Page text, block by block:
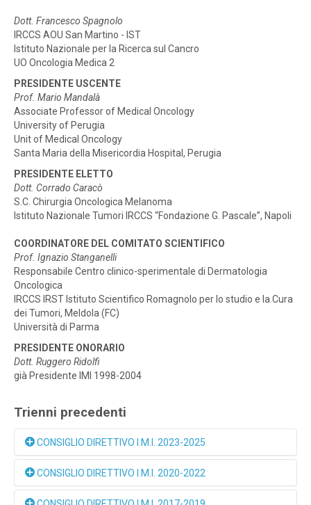
Dott. Francesco Spagnolo
IRCCS AOU San Martino - IST
Istituto Nazionale per la Ricerca sul Cancro
UO Oncologia Medica 2
PRESIDENTE USCENTE
Prof. Mario Mandalà
Associate Professor of Medical Oncology
University of Perugia
Unit of Medical Oncology
Santa Maria della Misericordia Hospital, Perugia
PRESIDENTE ELETTO
Dott. Corrado Caracò
S.C. Chirurgia Oncologica Melanoma
Istituto Nazionale Tumori IRCCS “Fondazione G. Pascale”, Napoli
COORDINATORE DEL COMITATO SCIENTIFICO
Prof. Ignazio Stanganelli
Responsabile Centro clinico-sperimentale di Dermatologia
Oncologica
IRCCS IRST Istituto Scientifico Romagnolo per lo studio e la Cura
dei Tumori, Meldola (FC)
Università di Parma
PRESIDENTE ONORARIO
Dott. Ruggero Ridolfi
già Presidente IMI 1998-2004
Trienni precedenti
CONSIGLIO DIRETTIVO I.M.I. 2023-2025
PRESIDENTE
Prof. Mario Mandalà
Associate Professor of Medical Oncology
CONSIGLIO DIRETTIVO I.M.I. 2020-2022